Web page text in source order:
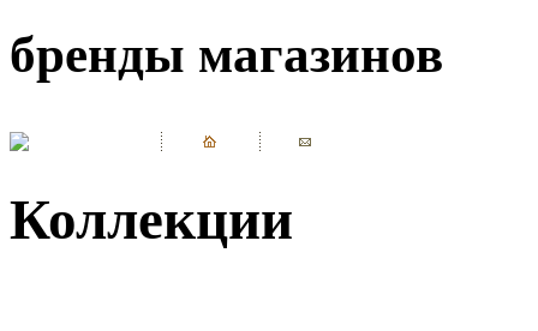
бренды магазинов
Коллекции